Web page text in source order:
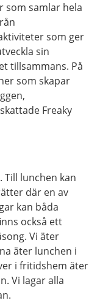
som samlar hela
som ger
sin
tillsammans. På
som skapar
Freaky
Till lunchen kan
där en av
kan båda
också ett
Vi äter
äter lunchen i
i fritidshem äter
Vi lagar alla